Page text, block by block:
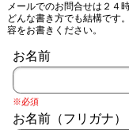
メールでのお問合せは２４
どんな書き方でも結構です
容をお書きください。
お名前
※必須
お名前（フリガナ）